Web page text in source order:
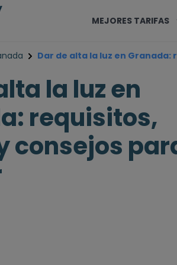
MEJORES TARIFAS
Dar de alta la luz en
la luz en
requisitos,
consejos